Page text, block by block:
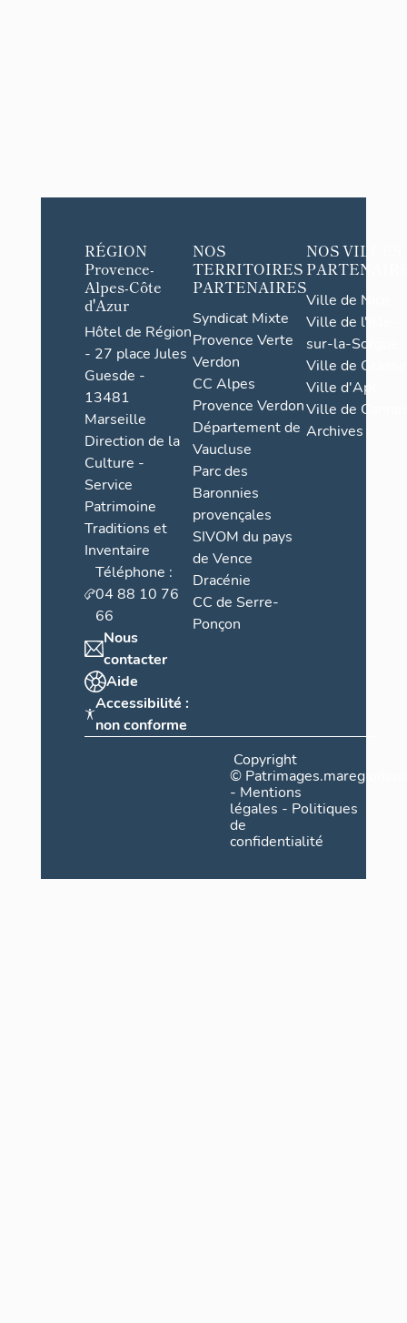
RÉGION
Provence-
Alpes-Côte
d'Azur
Hôtel de Région
- 27 place Jules
Guesde -
13481
Marseille
Direction de la
Culture -
Service
Patrimoine
Traditions et
Inventaire
Téléphone :
04 88 10 76
66
Nous
contacter
Aide
Accessibilité :
non conforme
NOS
TERRITOIRES
PARTENAIRES
Syndicat Mixte
Provence Verte
Verdon
CC Alpes
Provence Verdon
Département de
Vaucluse
Parc des
Baronnies
provençales
SIVOM du pays
de Vence
Dracénie
CC de Serre-
Ponçon
NOS VILLES
Ville de Nice
Ville de l'Isle-
sur-la-Sorgue
Ville de Grasse
Ville d'Apt
Ville de
Archives
Copyright
©
- Mentions
légales - Politiques
de
confidentialité